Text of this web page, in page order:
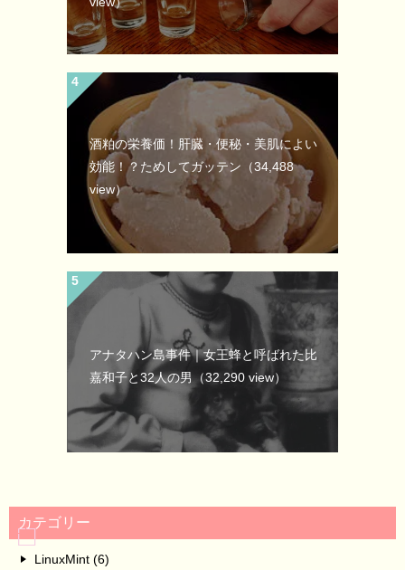
酒粕の栄養価！肝臓・便秘・美肌によい
効能！？ためしてガッテン （34,488
view）
アナタハン島事件｜女王蜂と呼ばれた比
嘉和子と32人の男（32,290 view）
カテゴリー
LinuxMint (6)